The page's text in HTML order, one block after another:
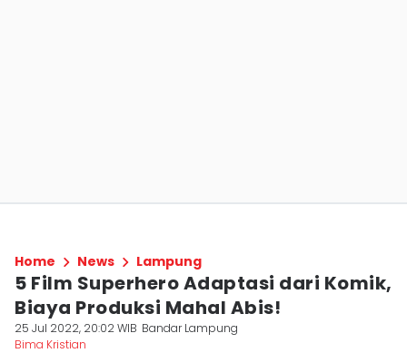
Home News Lampung
5 Film Superhero Adaptasi dari Komik,
Biaya Produksi Mahal Abis!
25 Jul 2022, 20:02 WIB Bandar Lampung
Bima Kristian